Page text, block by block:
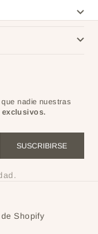
nadie nuestras
SUSCRIBIRSE
Shopify